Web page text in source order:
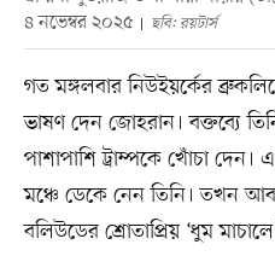
৪ নভেম্বর ২০২৫
ছবি: রয়টার্স
গত মঙ্গলবার নিউইয়র্কের
ভাষণ দেন জোহরান। বক্তব্যে
পাশাপাশি ট্রাম্পকে খোঁচা দেন।
মঞ্চে ডেকে নেন তিনি। তখন
বলিউডের শ্রোতাপ্রিয় ‘ধুম